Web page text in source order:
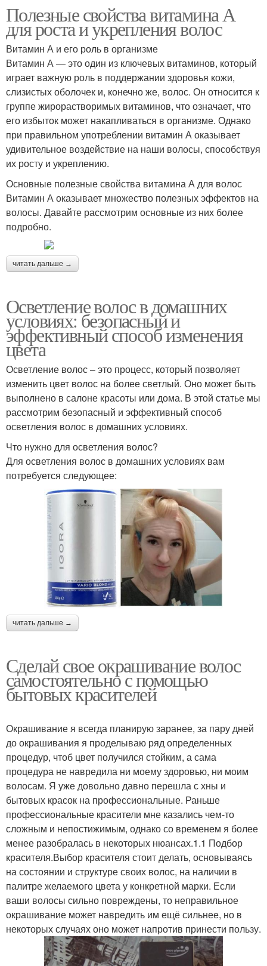
Полезные свойства витамина А
для роста и укрепления волос
Витамин А и его роль в организме
Витамин А — это один из ключевых витаминов, который
играет важную роль в поддержании здоровья кожи,
слизистых оболочек и, конечно же, волос. Он относится к
группе жирорастворимых витаминов, что означает, что
его избыток может накапливаться в организме. Однако
при правильном употреблении витамин А оказывает
удивительное воздействие на наши волосы, способствуя
их росту и укреплению.
Основные полезные свойства витамина А для волос
Витамин А оказывает множество полезных эффектов на
волосы. Давайте рассмотрим основные из них более
подробно.
читать дальше →
Осветление волос в домашних
условиях: безопасный и
эффективный способ изменения
цвета
Осветление волос – это процесс, который позволяет
изменить цвет волос на более светлый. Оно может быть
выполнено в салоне красоты или дома. В этой статье мы
рассмотрим безопасный и эффективный способ
осветления волос в домашних условиях.
Что нужно для осветления волос?
Для осветления волос в домашних условиях вам
потребуется следующее:
читать дальше →
Сделай свое окрашивание волос
самостоятельно с помощью
бытовых красителей
Окрашивание я всегда планирую заранее, за пару дней
до окрашивания я проделываю ряд определенных
процедур, чтоб цвет получился стойким, а сама
процедура не навредила ни моему здоровью, ни моим
волосам. Я уже довольно давно перешла с хны и
бытовых красок на профессиональные. Раньше
профессиональные красители мне казались чем-то
сложным и непостижимым, однако со временем я более
менее разобралась в некоторых нюансах.1.1 Подбор
красителя.Выбор красителя стоит делать, основываясь
на состоянии и структуре своих волос, на наличии в
палитре желаемого цвета у конкретной марки. Если
ваши волосы сильно повреждены, то неправильное
окрашивание может навредить им ещё сильнее, но в
некоторых случаях оно может напротив принести пользу.